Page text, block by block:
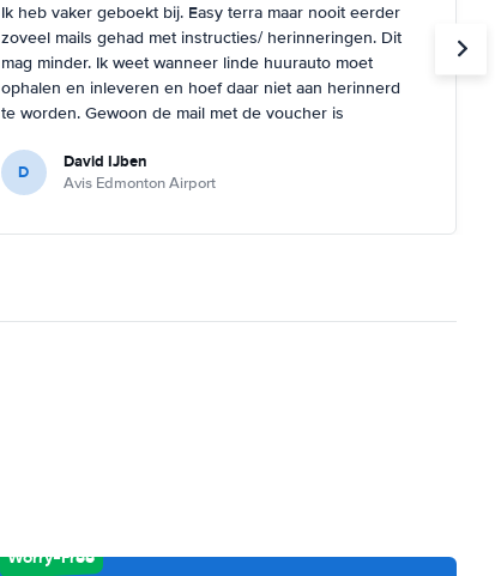
Ik heb vaker geboekt bij. Easy terra maar nooit eerder
zoveel mails gehad met instructies/ herinneringen. Dit
mag minder. Ik weet wanneer linde huurauto moet
ophalen en inleveren en hoef daar niet aan herinnerd
te worden. Gewoon de mail met de voucher is
D David IJben
Avis Edmonton Airport
Worry-Free